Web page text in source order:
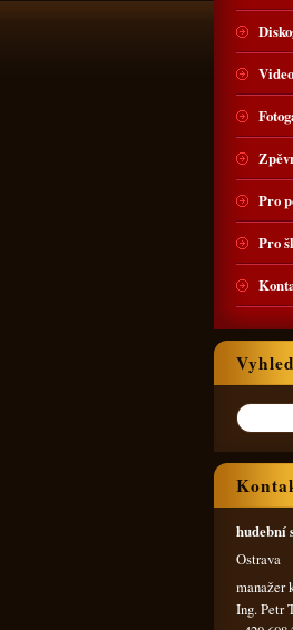
Pro
Pro
hudební
Ostrava
manažer
Ing. Petr